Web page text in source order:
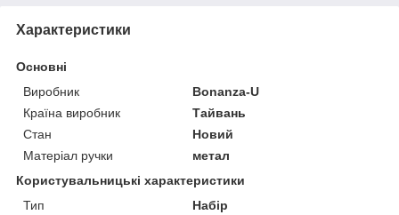
Характеристики
Основні
Виробник
Bonanza-U
Країна виробник
Тайвань
Стан
Новий
Матеріал ручки
метал
Користувальницькі характеристики
Тип
Набір